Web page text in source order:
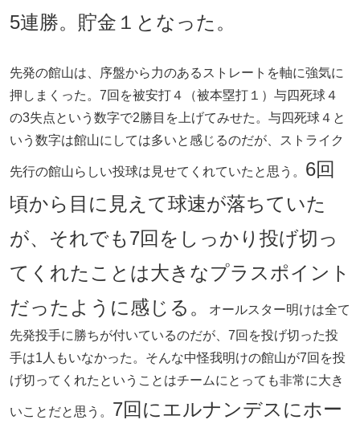
5連勝。貯金１となった。
先発の館山は、序盤から力のあるストレートを軸に強気に
押しまくった。7回を被安打４（被本塁打１）与四死球４
の3失点という数字で2勝目を上げてみせた。与四死球４と
いう数字は館山にしては多いと感じるのだが、ストライク
先行の館山らしい投球は見せてくれていたと思う。 6回
頃から目に見えて球速が落ちていた
が、それでも7回をしっかり投げ切っ
てくれたことは大きなプラスポイント
だったように感じる。
オールスター明けは全て
先発投手に勝ちが付いているのだが、7回を投げ切った投
手は1人もいなかった。そんな中怪我明けの館山が7回を投
げ切ってくれたということはチームにとっても非常に大き
いことだと思う。 7回にエルナンデスにホー